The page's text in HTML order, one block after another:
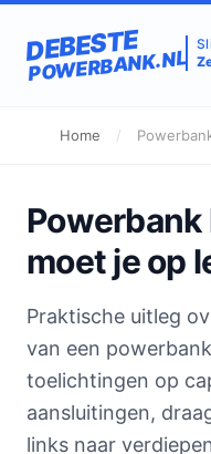
DEBESTE
POWERBANK.NL
Home /
Powerbank
moet je op
Praktische uitleg
van een
toelichtingen op
aansluitingen,
links naar